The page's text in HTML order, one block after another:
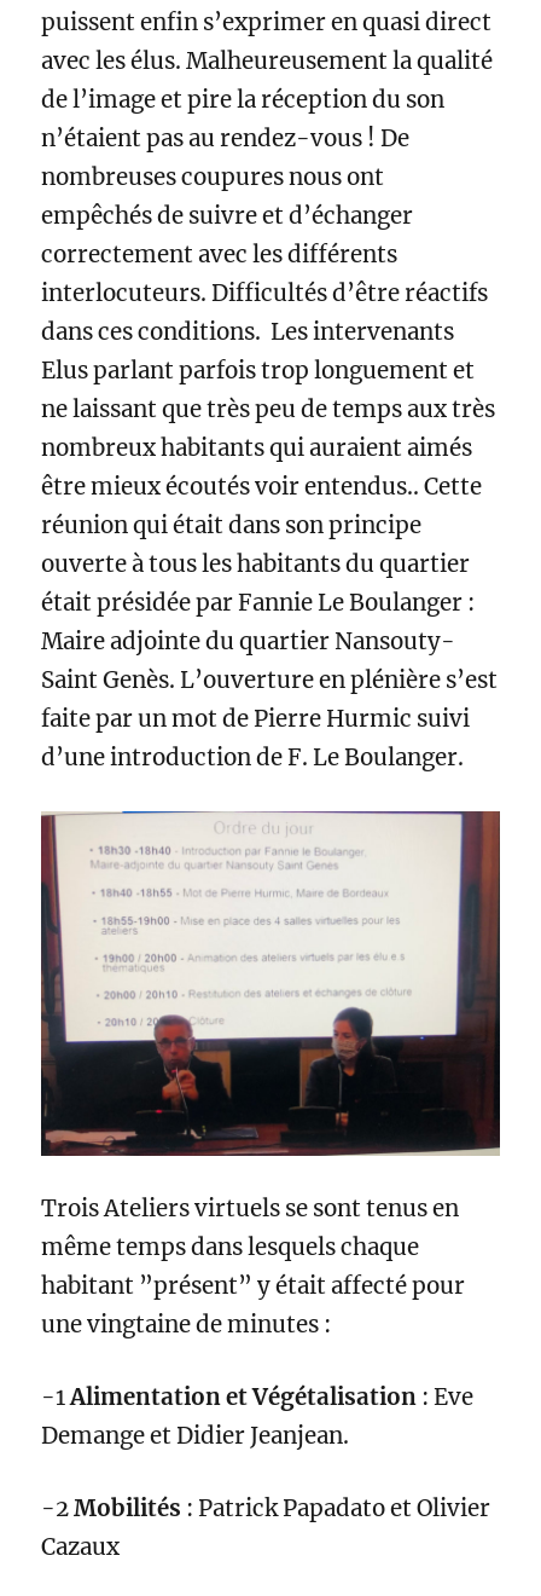
puissent enfin s’exprimer en quasi direct
avec les élus. Malheureusement la qualité
de l’image et pire la réception du son
n’étaient pas au rendez-vous ! De
nombreuses coupures nous ont
empêchés de suivre et d’échanger
correctement avec les différents
interlocuteurs. Difficultés d’être réactifs
dans ces conditions. Les intervenants
Elus parlant parfois trop longuement et
ne laissant que très peu de temps aux très
nombreux habitants qui auraient aimés
être mieux écoutés voir entendus.. Cette
réunion qui était dans son principe
ouverte à tous les habitants du quartier
était présidée par Fannie Le Boulanger :
Maire adjointe du quartier Nansouty-
Saint Genès. L’ouverture en plénière s’est
faite par un mot de Pierre Hurmic suivi
d’une introduction de F. Le Boulanger.
Trois Ateliers virtuels se sont tenus en
même temps dans lesquels chaque
habitant ”présent” y était affecté pour
une vingtaine de minutes :
-1Alimentation et Végétalisation : Eve
Demange et Didier Jeanjean.
-2Mobilités : Patrick Papadato et Olivier
Cazaux